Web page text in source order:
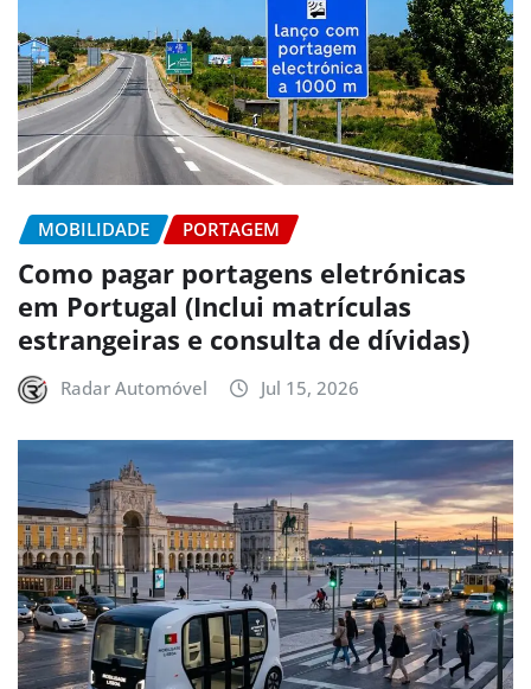
MOBILIDADE PORTAGEM
Como pagar portagens eletrónicas
em Portugal (Inclui matrículas
estrangeiras e consulta de dívidas)
Radar Automóvel Jul 15, 2026